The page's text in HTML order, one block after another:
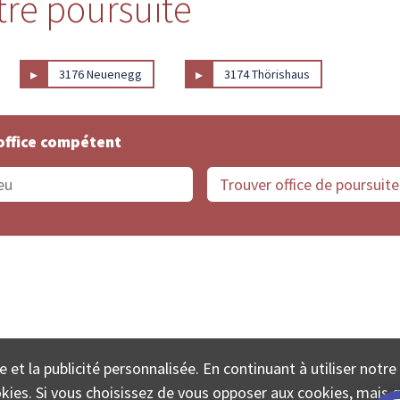
▸ 3176 Neuenegg ▸ 3174 Thörishaus
compétent
la publicité personnalisée. En continuant à utiliser notre
Si vous choisissez de vous opposer aux cookies, mais
SA www.poursuites-plus.ch est un service de